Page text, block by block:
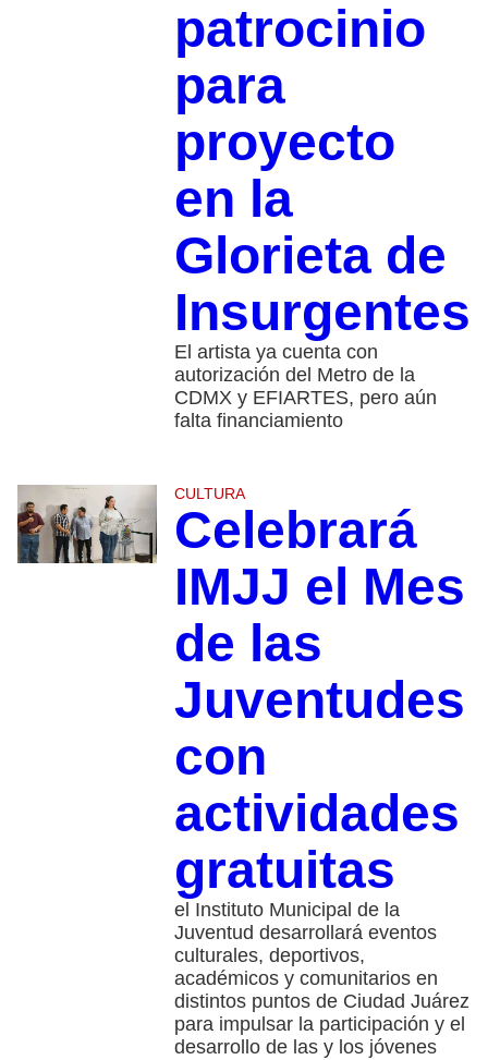
patrocinio
para
proyecto
en la
Glorieta de
Insurgentes
El artista ya cuenta con
autorización del Metro de la
CDMX y EFIARTES, pero aún
falta financiamiento
CULTURA
Celebrará
IMJJ el Mes
de las
Juventudes
con
actividades
gratuitas
el Instituto Municipal de la
Juventud desarrollará eventos
culturales, deportivos,
académicos y comunitarios en
distintos puntos de Ciudad Juárez
para impulsar la participación y el
desarrollo de las y los jóvenes